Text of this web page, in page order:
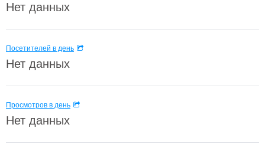
Нет данных
Посетителей в день
Нет данных
Просмотров в день
Нет данных